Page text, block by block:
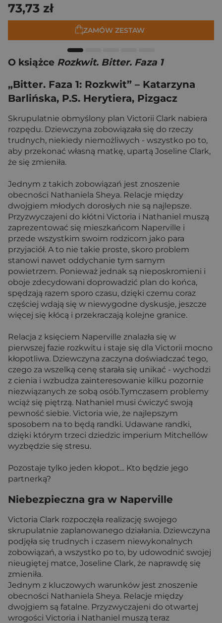
73,73 zł
ZAMÓW ZESTAW
O książce Rozkwit. Bitter. Faza 1
„Bitter. Faza 1: Rozkwit” – Katarzyna
Barlińska, P.S. Herytiera, Pizgacz
Skrupulatnie obmyślony plan Victorii Clark nabiera
rozpędu. Dziewczyna zobowiązała się do rzeczy
trudnych, niekiedy niemożliwych - wszystko po to,
aby przekonać własną matkę, upartą Joseline Clark,
że się zmieniła.
Jednym z takich zobowiązań jest znoszenie
obecności Nathaniela Sheya. Relacje między
dwojgiem młodych dorosłych nie są najlepsze.
Przyzwyczajeni do kłótni Victoria i Nathaniel muszą
zaprezentować się mieszkańcom Naperville i
przede wszystkim swoim rodzicom jako para
przyjaciół. A to nie takie proste, skoro problem
stanowi nawet oddychanie tym samym
powietrzem. Ponieważ jednak są nieposkromieni i
oboje zdecydowani doprowadzić plan do końca,
spędzają razem sporo czasu, dzięki czemu coraz
częściej wdają się w niewygodne dyskusje, jeszcze
więcej się kłócą i przekraczają kolejne granice.
Relacja z księciem Naperville znalazła się w
pierwszej fazie rozkwitu i staje się dla Victorii mocno
kłopotliwa. Dziewczyna zaczyna doświadczać tego,
czego za wszelką cenę starała się unikać - wychodzi
z cienia i wzbudza zainteresowanie kilku pozornie
niezwiązanych ze sobą osób.Tymczasem problemy
wciąż się piętrzą. Nathaniel musi ćwiczyć swoją
pewność siebie. Victoria wie, że najlepszym
sposobem na to będą randki. Udawane randki,
dzięki którym trzeci dziedzic imperium Mitchellów
wyzbędzie się stresu.
Pozostaje tylko jeden kłopot... Kto będzie jego
partnerką?
Niebezpieczna gra w Naperville
Victoria Clark rozpoczęła realizację swojego
skrupulatnie zaplanowanego działania. Dziewczyna
podjęła się trudnych i czasem niewykonalnych
zobowiązań, a wszystko po to, by udowodnić swojej
nieugiętej matce, Joseline Clark, że naprawdę się
zmieniła.
Jednym z kluczowych warunków jest znoszenie
obecności Nathaniela Sheya. Relacje między
dwojgiem są fatalne. Przyzwyczajeni do otwartej
wrogości Victoria i Nathaniel muszą teraz